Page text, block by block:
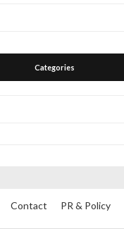
Categories
Contact
PR & Policy